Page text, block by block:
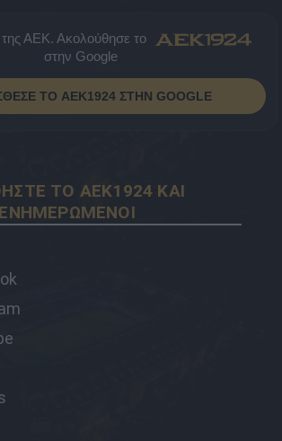
ΑΕΚ. Ακολούθησε το
στην Google
ΤΟ AEK1924 ΣΤΗΝ GOOGLE
ΤΟ AEK1924 ΚΑΙ